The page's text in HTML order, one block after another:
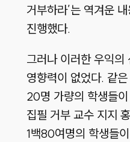
거부하라’는 역겨운
진행했다.
그러나 이러한 우익의
영향력이 없었다. 같
20명 가량의 학생들
집필 거부 교수 지지
1백80여명의 학생들